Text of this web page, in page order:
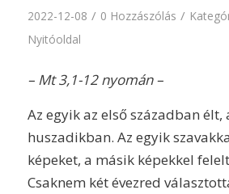
2022-12-08 / 0 Hozzászólás /
Nyitóoldal
– Mt 3,1-12 nyomán –
Az egyik az első században élt,
huszadikban. Az egyik
képeket, a másik képekkel
Csaknem két évezred